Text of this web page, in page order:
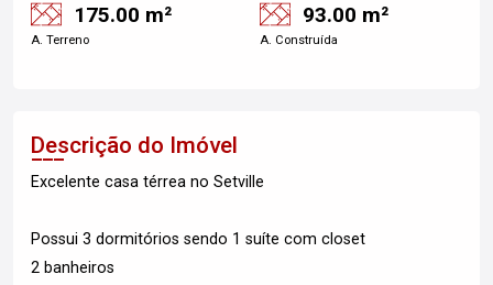
175.00 m²
A. Terreno
93.00 m²
A. Construída
Descrição do Imóvel
Excelente casa térrea no Setville
Possui 3 dormitórios sendo 1 suíte com closet
2 banheiros